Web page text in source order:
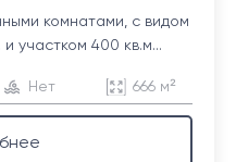
комнатами, с видом
участком 400 кв.м...
Нет 666 м²